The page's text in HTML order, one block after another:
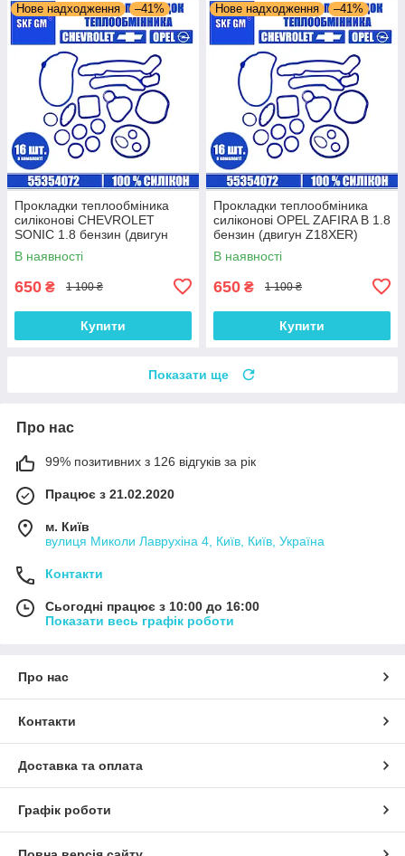
Нове надходження –41%
Прокладки теплообміника
силіконові CHEVROLET
SONIC 1.8 бензин (двигун
F18D4) комплект 16 шт.
В наявності
650 ₴ 1 100 ₴
Купити
Нове надходження –41%
Прокладки теплообміника
силіконові OPEL ZAFIRA B 1.8
бензин (двигун Z18XER)
комплект 16 шт.
В наявності
650 ₴ 1 100 ₴
Купити
Показати ще
Про нас
99% позитивних з 126 відгуків за рік
Працює з 21.02.2020
м. Київ
вулиця Миколи Лаврухіна 4, Київ, Київ, Україна
Контакти
Сьогодні працює з 10:00 до 16:00
Показати весь графік роботи
Про нас
Контакти
Доставка та оплата
Графік роботи